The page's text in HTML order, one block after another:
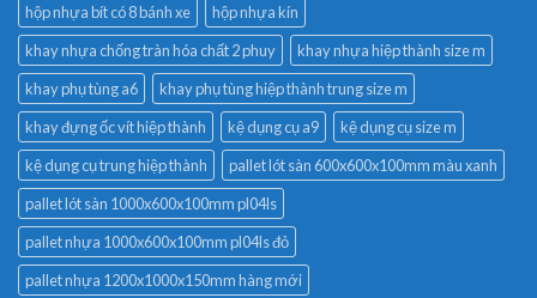
hộp nhựa bít có 8 bánh xe
hộp nhựa kín
khay nhựa chống tràn hóa chất 2 phuy
khay nhựa hiệp thành size m
khay phụ tùng a6
khay phụ tùng hiệp thành trung size m
khay đựng ốc vít hiệp thành
kệ dụng cụ a9
kệ dụng cụ size m
kệ dụng cụ trung hiệp thành
pallet lót sàn 600x600x100mm màu xanh
pallet lót sàn 1000x600x100mm pl04ls
pallet nhựa 1000x600x100mm pl04ls đỏ
pallet nhựa 1200x1000x150mm hàng mới